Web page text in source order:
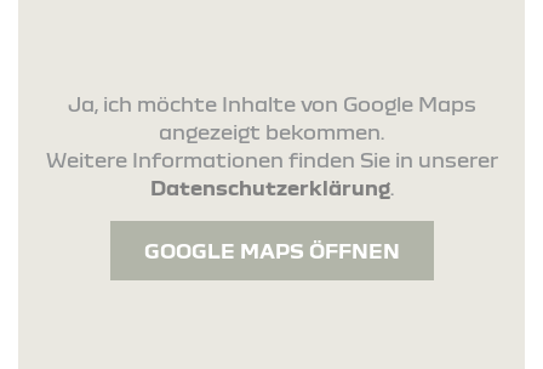
Ja, ich möchte Inhalte von Google Maps
angezeigt bekommen.
Weitere Informationen finden Sie in unserer
Datenschutzerklärung.
GOOGLE MAPS ÖFFNEN